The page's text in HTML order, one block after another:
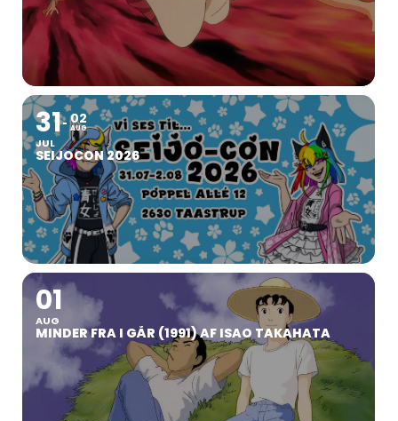
31
JUL
02
AUG
SEIJOCON 2026
01
AUG
MINDER FRA I GÅR (1991) AF ISAO TAKAHATA